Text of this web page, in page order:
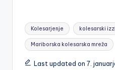
Tags:
Kolesarjenje kolesarski
Mariborska kolesarska mreža
Last updated on 7.